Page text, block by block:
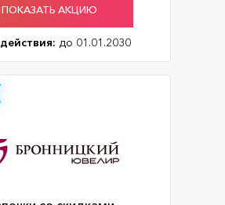
ПОКАЗАТЬ АКЦИЮ
до 01.01.2030